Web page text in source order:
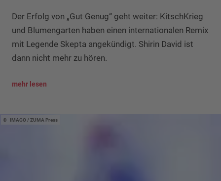
Der Erfolg von „Gut Genug“ geht weiter: KitschKrieg
und Blumengarten haben einen internationalen Remix
mit Legende Skepta angekündigt. Shirin David ist
dann nicht mehr zu hören.
mehr lesen
IMAGO / ZUMA Press